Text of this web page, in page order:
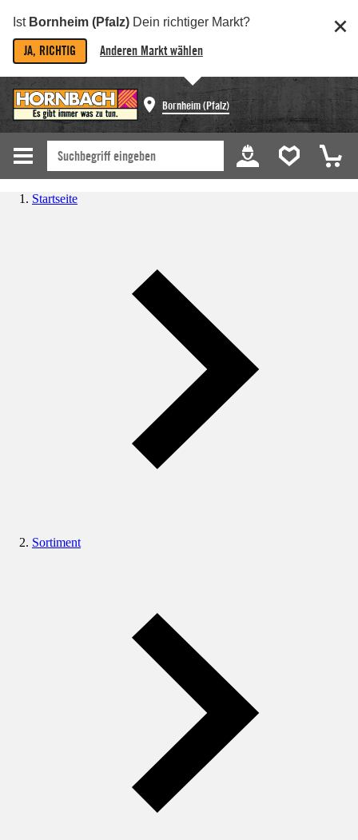
Ist Bornheim (Pfalz) Dein richtiger Markt?
JA, RICHTIG Anderen Markt wählen
Bornheim (Pfalz)
Startseite
Sortiment